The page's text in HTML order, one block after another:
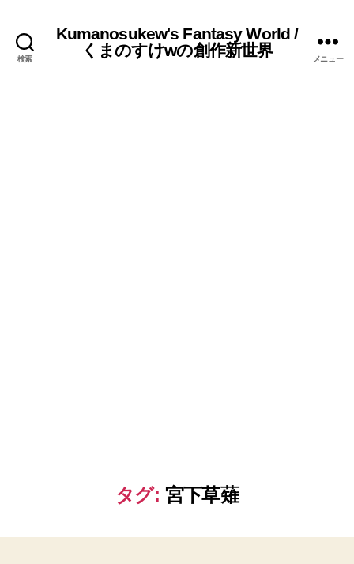
検索
Kumanosukew's Fantasy World /
くまのすけwの創作新世界
メニュー
タグ: 宮下草薙